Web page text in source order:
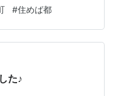
旅」、2011年の初回
・火野正平さんに代
らしい柔らかさがい
町。いつも見ている
だ！！」と歓
#住めば都
た♪